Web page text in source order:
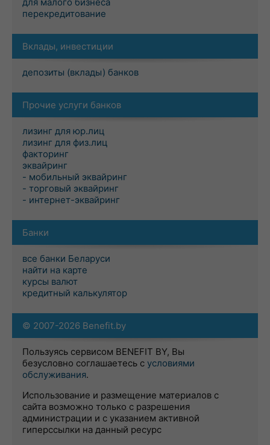
перекредитование
Вклады, инвестиции
депозиты (вклады) банков
Прочие услуги банков
лизинг для юр.лиц
лизинг для физ.лиц
факторинг
эквайринг
- мобильный эквайринг
- торговый эквайринг
- интернет-эквайринг
Банки
все банки Беларуси
найти на карте
курсы валют
кредитный калькулятор
© 2007-2026 Benefit.by
Пользуясь сервисом BENEFIT BY, Вы
безусловно соглашаетесь с условиями
обслуживания.
Использование и размещение материалов с
сайта возможно только с разрешения
администрации и с указанием активной
гиперссылки на данный ресурс